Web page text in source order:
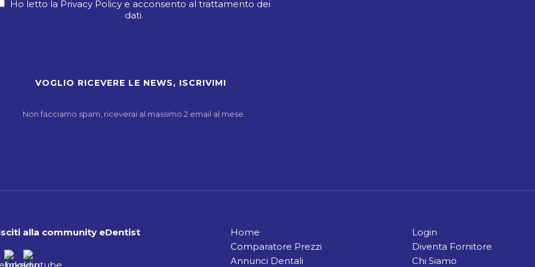
Ho letto la Privacy Policy e acconsento al trattamento dei
dati.
Non facciamo spam, riceverai al massimo 2 email al mese.
alla community eDentist
Home
Comparatore Prezzi
Annunci Dentali
Login
Diventa Fornitore
Chi Siamo